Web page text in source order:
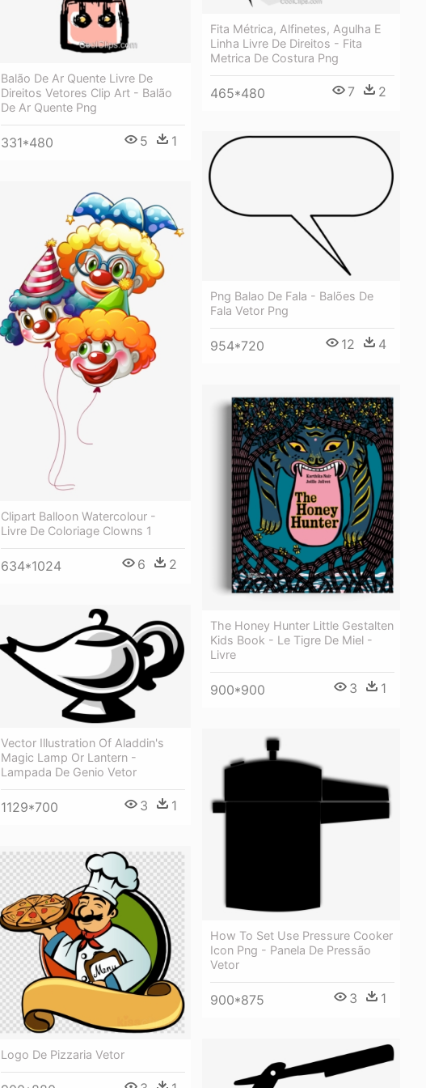
Balão De Ar Quente Livre De
Direitos Vetores Clip Art - Balão
De Ar Quente Png
331*480 5 1
Fita Métrica, Alfinetes, Agulha E
Linha Livre De Direitos - Fita
Metrica De Costura Png
465*480 7 2
Png Balao De Fala - Balões De
Fala Vetor Png
954*720 12 4
Clipart Balloon Watercolour -
Livre De Coloriage Clowns 1
634*1024 6 2
The Honey Hunter Little Gestalten
Kids Book - Le Tigre De Miel -
Livre
900*900 3 1
Vector Illustration Of Aladdin's
Magic Lamp Or Lantern -
Lampada De Genio Vetor
1129*700 3 1
How To Set Use Pressure Cooker
Icon Png - Panela De Pressão
Vetor
900*875 3 1
Logo De Pizzaria Vetor